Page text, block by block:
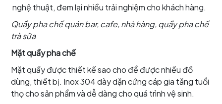
nghệ thuật, đem lại nhiều trải nghiệm cho khách hàng.
Quầy pha chế quán bar, cafe, nhà hàng, quầy pha chế
trà sữa
Mặt quầy pha chế
Mặt quầy được thiết kế sao cho để được nhiều đồ
dùng, thiết bị. Inox 304 dày dặn cứng cáp gia tăng tuổi
thọ cho sản phẩm và dễ dàng cho quá trình vệ sinh.